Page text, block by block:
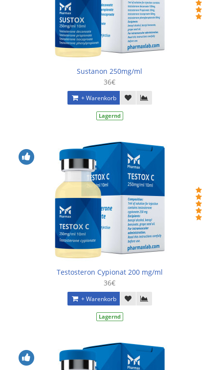
Sustanon 250mg/ml
36€
+ Warenkorb
Lagernd
Testosteron Cypionat 200 mg/ml
36€
+ Warenkorb
Lagernd